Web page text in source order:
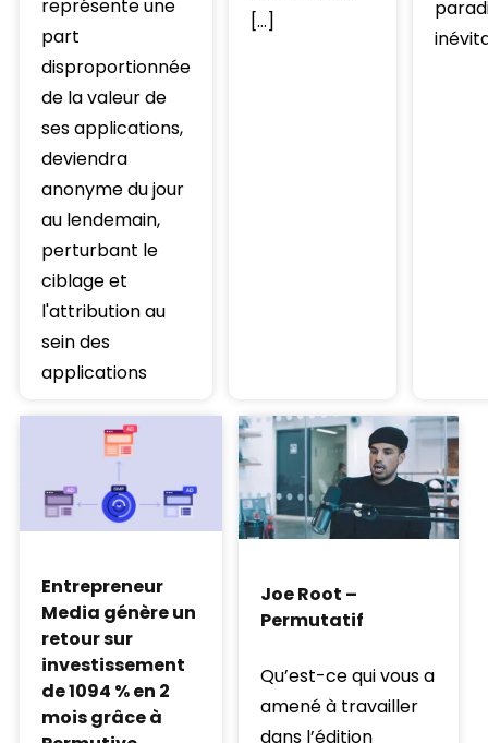
représente une
part
disproportionnée
de la valeur de
ses applications,
deviendra
anonyme du jour
au lendemain,
perturbant le
ciblage et
l'attribution au
sein des
applications
[…]
Entrepreneur
Media génère un
retour sur
investissement
de 1094 % en 2
mois grâce à
Joe Root –
Permutatif
Qu’est-ce qui vous a
amené à travailler
dans l’édition